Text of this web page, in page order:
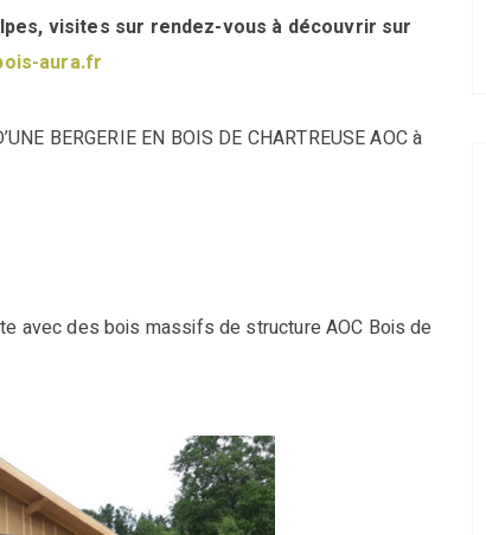
visites sur rendez-vous à découvrir sur
aura.fr
BERGERIE EN BOIS DE CHARTREUSE AOC à
avec des bois massifs de structure AOC Bois de